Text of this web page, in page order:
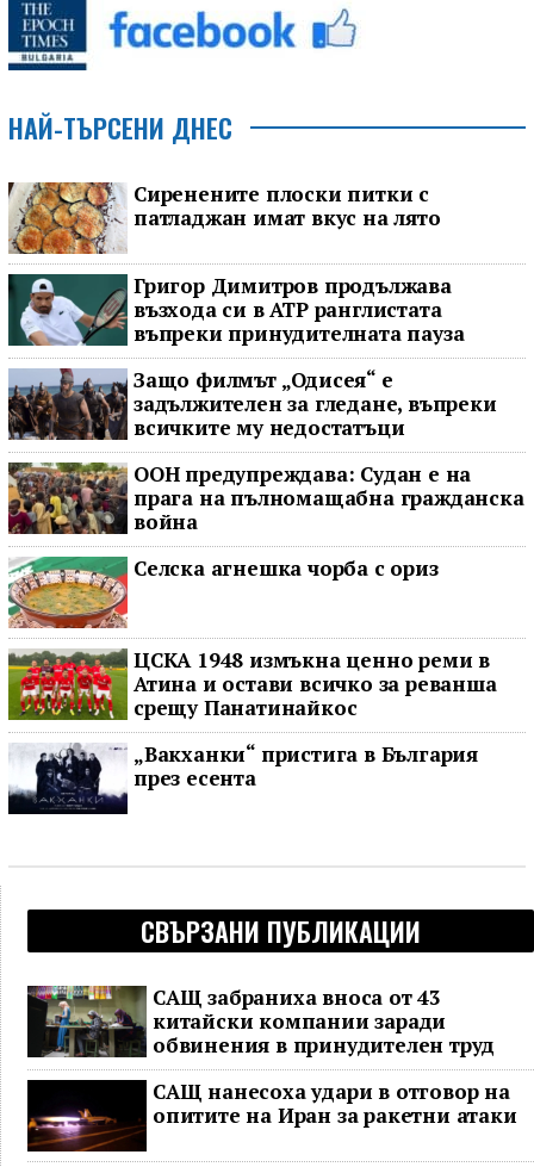
НАЙ-ТЪРСЕНИ ДНЕС
Сиренените плоски питки с
патладжан имат вкус на лято
Григор Димитров продължава
възхода си в ATP ранглистата
въпреки принудителната пауза
Защо филмът „Одисея“ е
задължителен за гледане, въпреки
всичките му недостатъци
ООН предупреждава: Судан е на
прага на пълномащабна гражданска
война
Селска агнешка чорба с ориз
ЦСКА 1948 измъкна ценно реми в
Атина и остави всичко за реванша
срещу Панатинайкос
„Вакханки“ пристига в България
през есента
СВЪРЗАНИ ПУБЛИКАЦИИ
САЩ забраниха вноса от 43
китайски компании заради
обвинения в принудителен труд
САЩ нанесоха удари в отговор на
опитите на Иран за ракетни атаки